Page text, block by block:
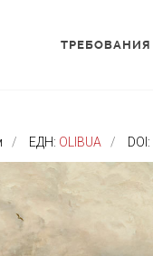
ТРЕБОВАНИЯ
ЕДН: OLIBUA DOI: